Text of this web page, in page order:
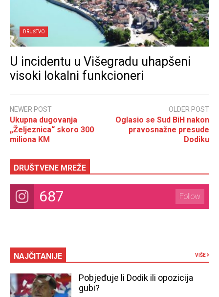
DRUŠTVO
U incidentu u Višegradu uhapšeni
visoki lokalni funkcioneri
NEWER POST
Ukupna dugovanja
„Željeznica“ skoro 300
miliona KM
OLDER POST
Oglasio se Sud BiH nakon
pravosnažne presude
Dodiku
DRUŠTVENE MREŽE
687 Follow
NAJČITANIJE VIŠE
Pobjeđuje li Dodik ili opozicija
gubi?